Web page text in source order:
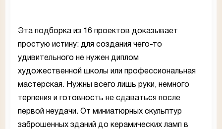
Эта подборка из 16 проектов доказывает
простую истину: для создания чего-то
удивительного не нужен диплом
художественной школы или профессиональная
мастерская. Нужны всего лишь руки, немного
терпения и готовность не сдаваться после
первой неудачи. От миниатюрных скульптур
заброшенных зданий до керамических ламп в